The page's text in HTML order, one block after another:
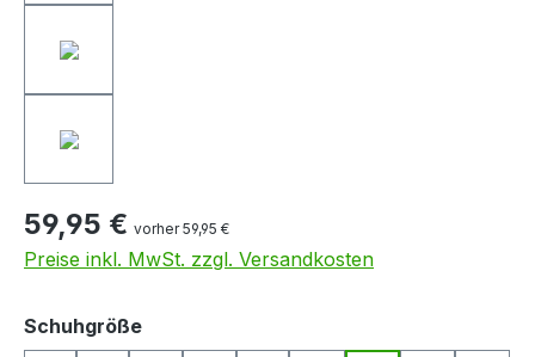
59,95 € vorher 59,95 €
Preise inkl. MwSt. zzgl. Versandkosten
Schuhgrößeauswählen